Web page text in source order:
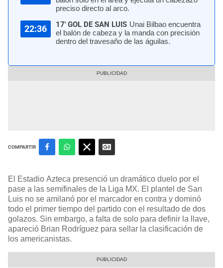
preciso directo al arco.
22:36 17' GOL DE SAN LUIS Unai Bilbao encuentra
el balón de cabeza y la manda con precisión
dentro del travesaño de las águilas.
COMPARTIR
El Estadio Azteca presenció un dramático duelo por el
pase a las semifinales de la Liga MX. El plantel de San
Luis no se amilanó por el marcador en contra y dominó
todo el primer tiempo del partido con el resultado de dos
golazos. Sin embargo, a falta de solo para definir la llave,
apareció Brian Rodríguez para sellar la clasificación de
los americanistas.